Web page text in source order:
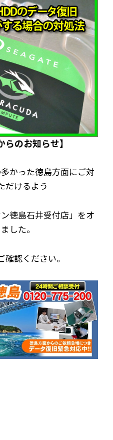
らのお知らせ】
かった徳島方面にご対
だけるよう
徳島石井受付店」をオ
した。
認ください。